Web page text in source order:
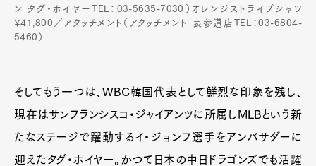
ン タグ・ホイヤーTEL：03-5635-7030）オレンジストライプシャツ
¥41,800／アタッチメント（アタッチメント 表参道店TEL：03-6804-
5460）
そしてもう一つは、WBC韓国代表として鮮烈な印象を残し、
現在はサンフランシスコ・ジャイアンツに所属しMLBという新
たなステージで躍動するイ・ジョンフ選手をアンバサダーに
迎えたタグ・ホイヤー。かつて日本の中日ドラゴンズでも活躍